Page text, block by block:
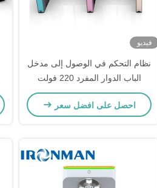
فيديو
نظام التحكم في الوصول إلى مدخل
الباب الدوار المفرد 220 فولت
للمستشفيات
احصل على افضل سعر